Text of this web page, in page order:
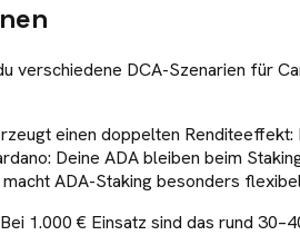
verschiedene DCA-Szenarien für
einen doppelten
Deine ADA bleiben beim
ADA-Staking besonders
1.000 € Einsatz sind das rund